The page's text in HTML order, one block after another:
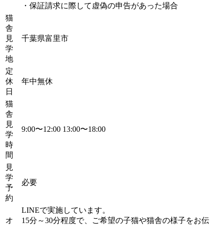
・保証請求に際して虚偽の申告があった場合
猫
舎
見
学
地
千葉県富里市
定
休
日
年中無休
猫
舎
見
学
時
間
9:00〜12:00 13:00〜18:00
見
学
予
約
必要
オ
LINEで実施しています。
15分～30分程度で、ご希望の子猫や猫舎の様子をお伝